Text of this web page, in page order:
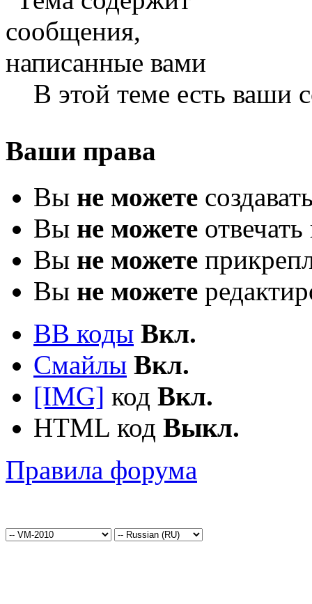
В этой теме есть ваши
Ваши права
Вы не можете
Вы не можете
Вы не можете
Вы не можете
BB коды Вкл.
Смайлы Вкл.
[IMG] код Вкл.
HTML код Выкл.
Правила форума